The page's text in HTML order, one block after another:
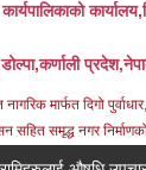
मार्फत दिगो
सहित समृद्ध नगर